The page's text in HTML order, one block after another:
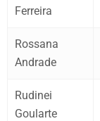
Ferreira
Rossana
Andrade
Rudinei
Goularte